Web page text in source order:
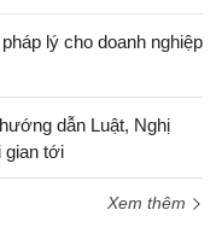
lý cho doanh nghiệp
dẫn Luật, Nghị
gian tới
Xem thêm